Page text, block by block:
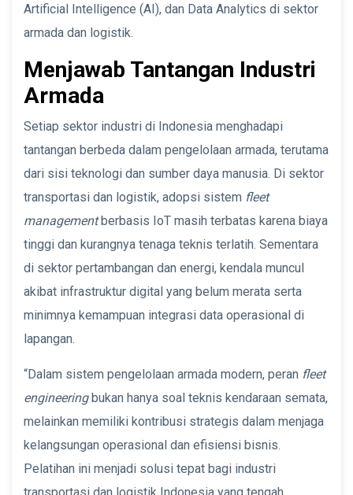
Artificial Intelligence (AI), dan Data Analytics di sektor
armada dan logistik.
Menjawab Tantangan Industri
Armada
Setiap sektor industri di Indonesia menghadapi
tantangan berbeda dalam pengelolaan armada, terutama
dari sisi teknologi dan sumber daya manusia. Di sektor
transportasi dan logistik, adopsi sistem fleet
managementberbasis IoT masih terbatas karena biaya
tinggi dan kurangnya tenaga teknis terlatih. Sementara
di sektor pertambangan dan energi, kendala muncul
akibat infrastruktur digital yang belum merata serta
minimnya kemampuan integrasi data operasional di
lapangan.
“Dalam sistem pengelolaan armada modern, peran fleet
engineeringbukan hanya soal teknis kendaraan semata,
melainkan memiliki kontribusi strategis dalam menjaga
kelangsungan operasional dan efisiensi bisnis.
Pelatihan ini menjadi solusi tepat bagi industri